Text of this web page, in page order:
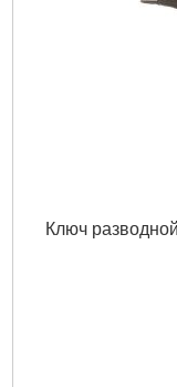
Габариты
Ключ